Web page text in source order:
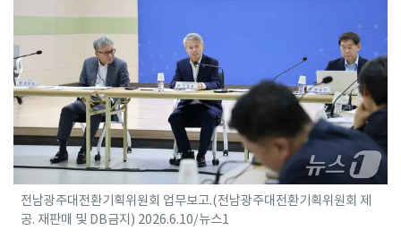
전남광주대전환기획위원회 업무보고.(전남광주대전환기획위원회 제
공. 재판매 및 DB금지) 2026.6.10/뉴스1